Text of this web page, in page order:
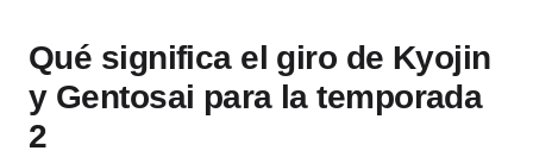
Qué significa el giro de Kyojin
y Gentosai para la temporada
2